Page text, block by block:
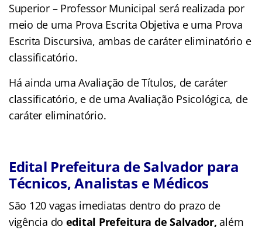
Superior – Professor Municipal será realizada por
meio de uma Prova Escrita Objetiva e uma Prova
Escrita Discursiva, ambas de caráter eliminatório e
classificatório.
Há ainda uma Avaliação de Títulos, de caráter
classificatório, e de uma Avaliação Psicológica, de
caráter eliminatório.
Edital Prefeitura de Salvador para
Técnicos, Analistas e Médicos
São 120 vagas imediatas dentro do prazo de
vigência do edital Prefeitura de Salvador, além